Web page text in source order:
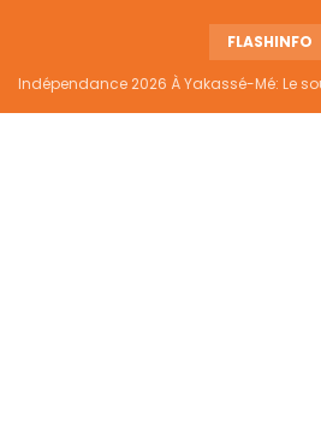
FLASHINFO